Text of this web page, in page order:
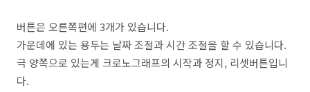
버튼은 오른쪽편에 3개가 있습니다.
가운데에 있는 용두는 날짜 조절과 시간 조절을 할 수 있습니다.
극 양쪽으로 있는게 크로노그래프의 시작과 정지, 리셋버튼입니
다.